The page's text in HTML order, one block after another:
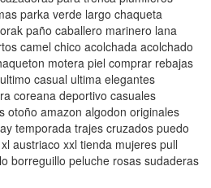
parka verde largo chaqueta
paño caballero marinero lana
camel chico acolchada acolchado
motera piel comprar rebajas
casual ultima elegantes
coreana deportivo casuales
otoño amazon algodon originales
temporada trajes cruzados puedo
austriaco xxl tienda mujeres pull
borreguillo peluche rosas sudaderas